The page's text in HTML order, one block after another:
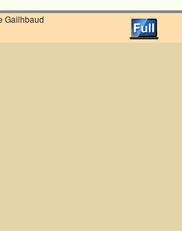
Gailhbaud